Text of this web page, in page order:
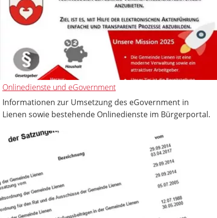
Onlinedienste und eGovernment
Informationen zur Umsetzung des eGovernment in
Lienen sowie bestehende Onlinedienste im Bürgerportal.